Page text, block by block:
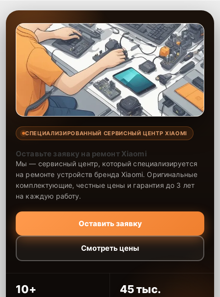
СПЕЦИАЛИЗИРОВАННЫЙ СЕРВИСНЫЙ ЦЕНТР XIAOMI
Оставьте заявку на ремонт Xiaomi
Мы — сервисный центр, который специализируется
на ремонте устройств бренда Xiaomi. Оригинальные
комплектующие, честные цены и гарантия до 3 лет
на каждую работу.
Оставить заявку
Смотреть цены
10+ 45 тыс.